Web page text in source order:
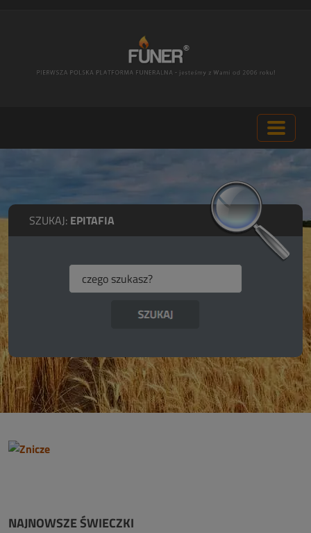
SZUKAJ: EPITAFIA
NAJNOWSZE ŚWIECZKI